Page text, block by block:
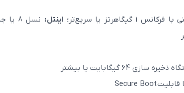
اینتل: نسل 8 یا جدیدتر؛
سازی 64 گیگابایت یا بیشتر